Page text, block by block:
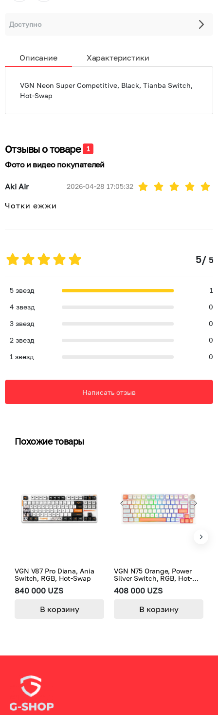
Доступно
Описание Характеристики
VGN Neon Super Competitive, Black, Tianba Switch,
Hot-Swap
Отзывы о товаре 1
Фото и видео покупателей
Aki Air 2026-04-28 17:05:32
Чотки ежжи
5/ 5
5 звезд
1
4 звезд
0
3 звезд
0
2 звезд
0
1 звезд 0
Написать отзыв
Похожие товары
840 000 UZS
VGN V87 Pro Diana, Ania
Switch, RGB, Hot-Swap
В корзину
408 000 UZS
VGN N75 Orange, Power
Silver Switch, RGB, Hot-
В корзину